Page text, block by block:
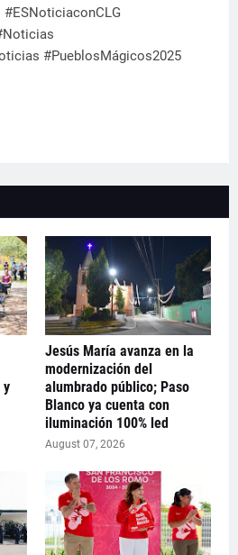
#PueblosMágicos2025
y
Jesús María avanza en la
modernización del
alumbrado público; Paso
Blanco ya cuenta con
iluminación 100% led
August 07, 2026